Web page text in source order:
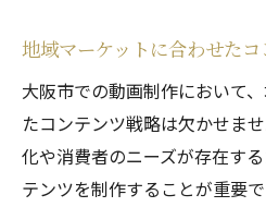
地域マーケットに合わせた
大阪市での動画制作において
たコンテンツ戦略は欠かせま
化や消費者のニーズが存在す
テンツを制作することが重要